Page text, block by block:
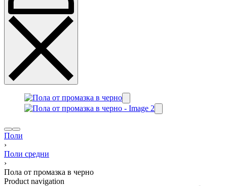
Поли
›
Поли средни
›
Пола от промазка в черно
Product navigation